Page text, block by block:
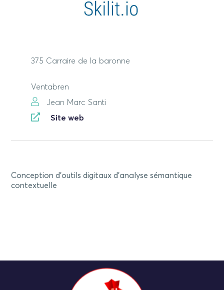
375 Carraire de la baronne
Ventabren
Jean Marc Santi
Site web
Conception d'outils digitaux d'analyse sémantique
contextuelle